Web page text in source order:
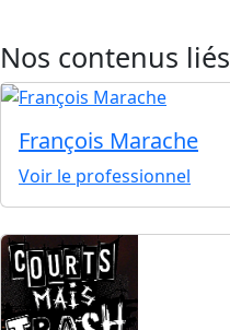
Nos contenus liés
François Marache
Voir le professionnel